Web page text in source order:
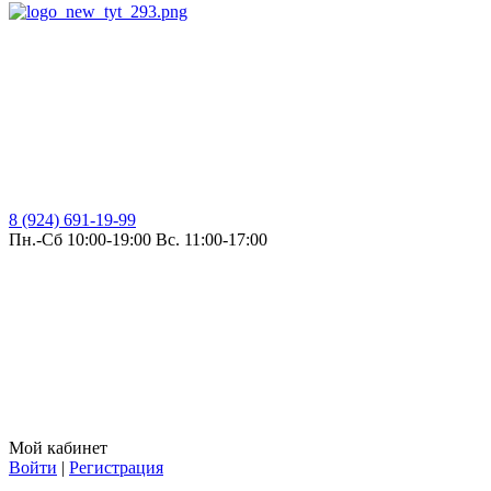
8 (924) 691-19-99
Пн.-Сб 10:00-19:00 Вс. 11:00-17:00
Мой кабинет
Войти | Регистрация